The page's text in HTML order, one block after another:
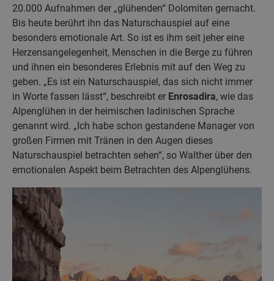
20.000 Aufnahmen der „glühenden“ Dolomiten gemacht.
Bis heute berührt ihn das Naturschauspiel auf eine
besonders emotionale Art. So ist es ihm seit jeher eine
Herzensangelegenheit, Menschen in die Berge zu führen
und ihnen ein besonderes Erlebnis mit auf den Weg zu
geben. „Es ist ein Naturschauspiel, das sich nicht immer
in Worte fassen lässt“, beschreibt er Enrosadira, wie das
Alpenglühen in der heimischen ladinischen Sprache
genannt wird. „Ich habe schon gestandene Manager von
großen Firmen mit Tränen in den Augen dieses
Naturschauspiel betrachten sehen“, so Walther über den
emotionalen Aspekt beim Betrachten des Alpenglühens.